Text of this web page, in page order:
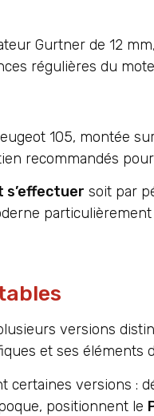
Gurtner de 12
régulières du
105, montée
recommandés
s’effectuer soit par
versions
et ses éléments
versions :
positionnent le